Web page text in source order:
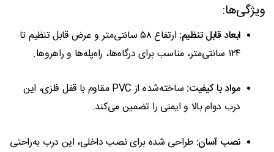
ویژگی‌ها:
ابعاد قابل تنظیم:
ارتفاع ۵۸ سانتی‌متر و عرض قابل تنظیم تا
۱۲۴ سانتی‌متر، مناسب برای درگاه‌ها، راه‌پله‌ها و راهروها.
مواد با کیفیت:
ساخته‌شده از PVC مقاوم با قفل فلزی، این
درب دوام بالا و ایمنی را تضمین می‌کند.
نصب آسان: طراحی شده برای نصب داخلی، این درب به‌راحتی